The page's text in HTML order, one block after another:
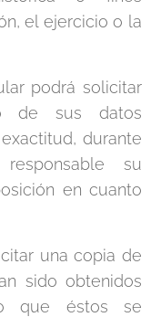
el ejercicio o la
podrá solicitar
de sus datos
durante
su
en cuanto
una copia de
sido obtenidos
que éstos se